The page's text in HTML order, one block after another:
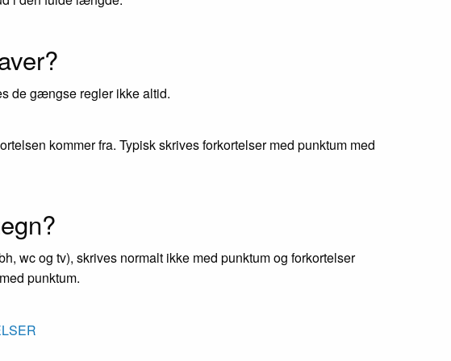
de gængse regler ikke altid.
kommer fra. Typisk skrives forkortelser med punktum med
wc og tv), skrives normalt ikke med punktum og forkortelser
punktum.